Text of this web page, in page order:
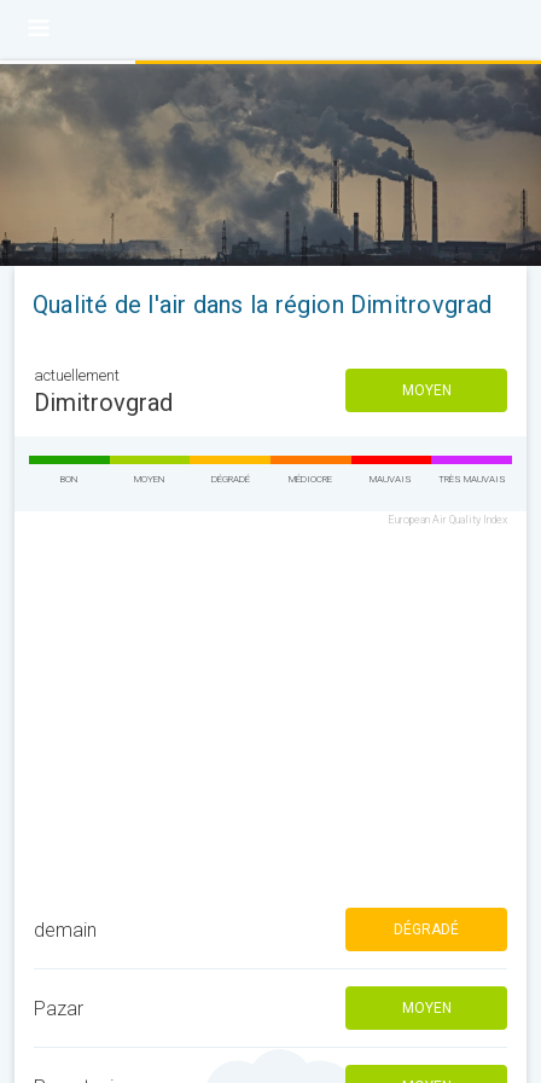
Qualité de l'air dans la région Dimitrovgrad
actuellement
Dimitrovgrad MOYEN
BON MOYEN DÉGRADÉ MÉDIOCRE MAUVAIS TRÈS MAUVAIS
European Air Quality Index
demain DÉGRADÉ
Pazar MOYEN